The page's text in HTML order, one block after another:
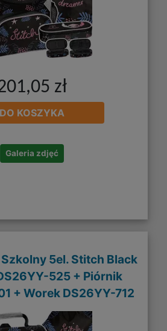
zł
DO KOSZYKA
Galeria zdjęć
5el. Stitch Black
525 + Piórnik
+ Worek DS26YY-712